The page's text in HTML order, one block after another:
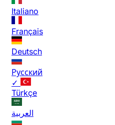
Italiano
Français
Deutsch
Русский
✓
Türkçe
العربية